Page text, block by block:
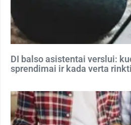
DI balso asistentai verslui:
sprendimai ir kada verta